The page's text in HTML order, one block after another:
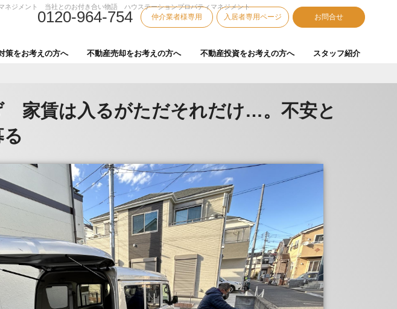
ジメント 当社とのお付き合い物語 ハウステーションプロパティマネジメント
0120-964-754 仲介業者様専用 入居者専用ページ お問合せ
策をお考えの方へ 不動産売却をお考えの方へ 不動産投資をお考えの方へ スタッフ紹介
家賃は入るがただそれだけ…。不安と